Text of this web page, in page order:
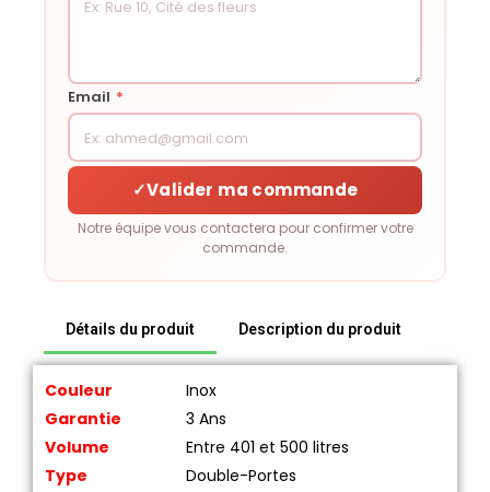
Email *
✓Valider ma commande
Notre équipe vous contactera pour confirmer votre
commande.
Détails du produit Description du produit
Couleur
Inox
Garantie
3 Ans
Volume
Entre 401 et 500 litres
Type
Double-Portes